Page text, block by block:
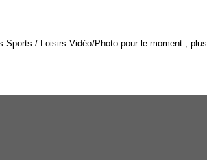
/ Loisirs Vidéo/Photo pour le moment ,